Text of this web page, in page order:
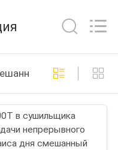
51
потока
в сушильщика
непрерывного
дня смешанный